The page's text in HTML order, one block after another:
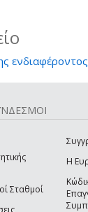
ενδιαφέροντος
Σταθμοί
Η